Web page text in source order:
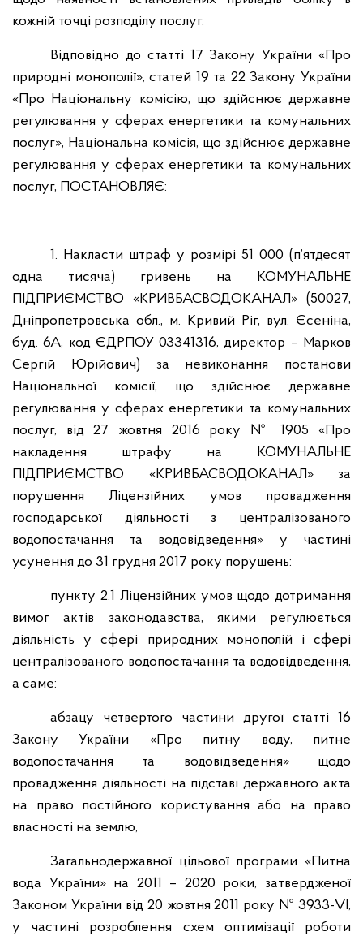
кожній точці розподілу послуг.
Відповідно до статті 17 Закону України «Про
природні монополії», статей 19 та 22 Закону України
«Про Національну комісію, що здійснює державне
регулювання у сферах енергетики та комунальних
послуг», Національна комісія, що здійснює державне
регулювання у сферах енергетики та комунальних
послуг, ПОСТАНОВЛЯЄ:
1. Накласти штраф у розмірі 51 000 (п’ятдесят
одна тисяча) гривень на КОМУНАЛЬНЕ
ПІДПРИЄМСТВО «КРИВБАСВОДОКАНАЛ» (50027,
Дніпропетровська обл., м. Кривий Ріг, вул. Єсеніна,
буд. 6А, код ЄДРПОУ 03341316, директор – Марков
Сергій Юрійович) за невиконання постанови
Національної комісії, що здійснює державне
регулювання у сферах енергетики та комунальних
послуг, від 27 жовтня 2016 року № 1905 «Про
накладення штрафу на КОМУНАЛЬНЕ
ПІДПРИЄМСТВО «КРИВБАСВОДОКАНАЛ» за
порушення Ліцензійних умов провадження
господарської діяльності з централізованого
водопостачання та водовідведення» у частині
усунення до 31 грудня 2017 року порушень:
пункту 2.1 Ліцензійних умов щодо дотримання
вимог актів законодавства, якими регулюється
діяльність у сфері природних монополій і сфері
централізованого водопостачання та водовідведення,
а саме:
абзацу четвертого частини другої статті 16
Закону України «Про питну воду, питне
водопостачання та водовідведення» щодо
провадження діяльності на підставі державного акта
на право постійного користування або на право
власності на землю,
Загальнодержавної цільової програми «Питна
вода України» на 2011 – 2020 роки, затвердженої
Законом України від 20 жовтня 2011 року № 3933-VI,
у частині розроблення схем оптимізації роботи